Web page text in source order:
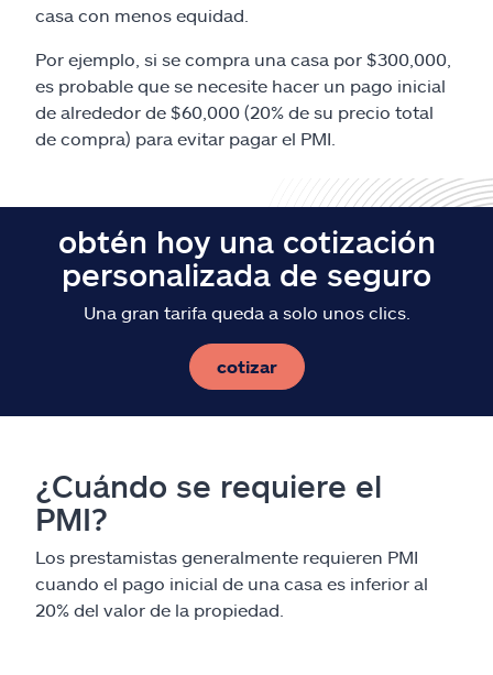
Explore Allstate
English
casa con menos equidad.
Por ejemplo, si se compra una casa por $300,000,
es probable que se necesite hacer un pago inicial
de alrededor de $60,000 (20% de su precio total
de compra) para evitar pagar el PMI.
obtén hoy una cotización
personalizada de seguro
Una gran tarifa queda a solo unos clics.
cotizar
¿Cuándo se requiere el
PMI?
Los prestamistas generalmente requieren PMI
cuando el pago inicial de una casa es inferior al
20% del valor de la propiedad.